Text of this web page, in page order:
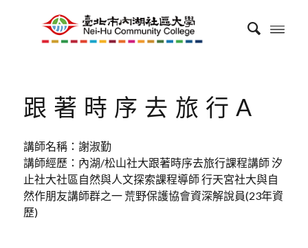
跟著時序去旅行A
講師名稱：謝淑勤
講師經歷：內湖/松山社大跟著時序去旅行課程講師 汐
止社大社區自然與人文探索課程導師 行天宮社大與自
然作朋友講師群之一 荒野保護協會資深解說員(23年資
歷)